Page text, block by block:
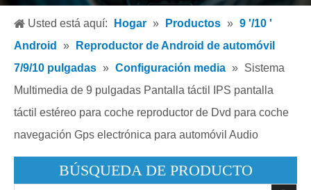
Descargar
Noticias
Contáctenos
Usted está aquí: Hogar » Productos » 9 '/10 '
Android
»
Reproductor de Android de automóvil
7/9/10 pulgadas » Configuración media » Sistema
Multimedia de 9 pulgadas Pantalla táctil IPS pantalla
táctil estéreo para coche reproductor de Dvd para coche
navegación Gps electrónica para automóvil Audio
BÚSQUEDA DE PRODUCTO